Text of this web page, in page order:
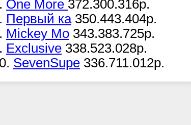
One More 372.300.316р.
Первый ка 350.443.404р.
Mickey Mo 343.383.725р.
Exclusive 338.523.028р.
SevenSupe 336.711.012р.